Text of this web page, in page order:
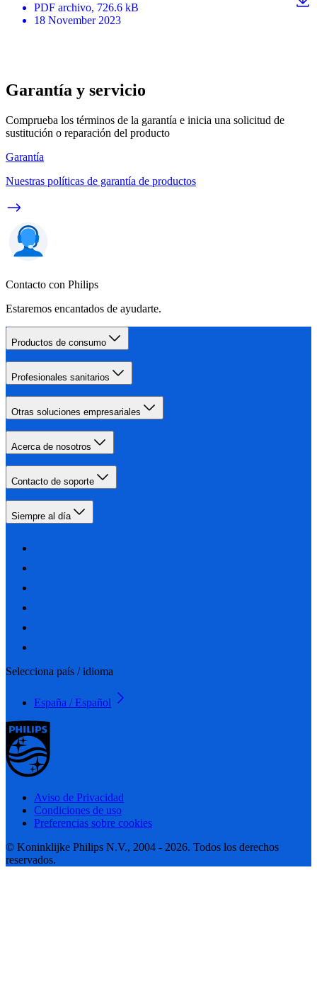
PDF archivo, 726.6 kB
18 November 2023
Garantía y servicio
Comprueba los términos de la garantía e inicia una solicitud de
sustitución o reparación del producto
Garantía
Nuestras políticas de garantía de productos
Contacto con Philips
Estaremos encantados de ayudarte.
Productos de consumo
Profesionales sanitarios
Otras soluciones empresariales
Acerca de nosotros
Contacto de soporte
Siempre al día
Selecciona país / idioma
España / Español
Aviso de Privacidad
Condiciones de uso
Preferencias sobre cookies
© Koninklijke Philips N.V., 2004 - 2026. Todos los derechos
reservados.